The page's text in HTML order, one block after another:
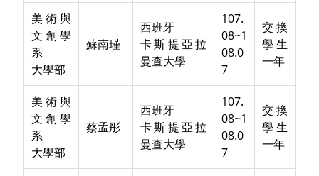
美術與
文創學
系
大學部
蘇南瑾
西班牙
卡斯提亞拉
曼查大學
107.
08~1
08.0
7
交換
學生
一年
美術與
文創學
系
大學部
蔡孟彤
西班牙
卡斯提亞拉
曼查大學
107.
08~1
08.0
7
交換
學生
一年